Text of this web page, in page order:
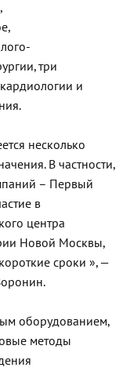
три
и
несколько
В частности,
– Первый
в
центра
Новой Москвы,
сроки », —
оборудованием,
методы